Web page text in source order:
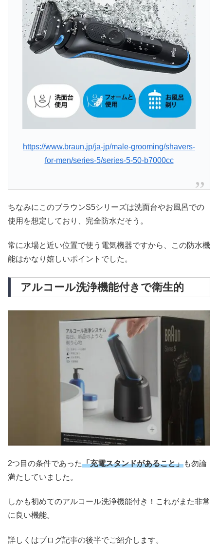
https://www.braun.jp/ja-jp/male-grooming/shavers-
for-men/series-5/series-5-50-b7000cc
ちなみにこのブラウンS5シリーズは洗面台やお風呂での
使用を想定しており、完全防水だそう。
常に水場と近い位置で使う電気機器ですから、この防水機
能はかなり嬉しいポイントでした。
アルコール洗浄機能付きで衛生的
2つ目の条件であった「充電スタンドがあること」も勿論
満たしていました。
しかも初めてのアルコール洗浄機能付き！これがまた非常
に良い機能。
詳しくはブログ記事の後半でご紹介します。